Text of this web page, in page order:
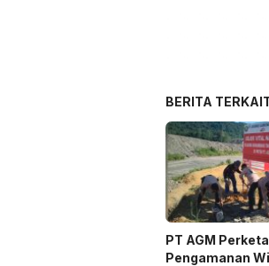
BERITA
PT AGM
Pengamanan